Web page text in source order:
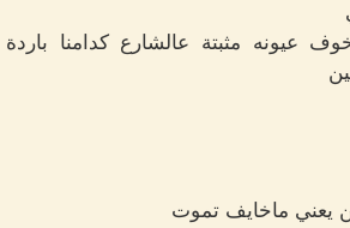
عيونه مثبتة عالشارع كدامنا باردة
يعني ماخايف تموت